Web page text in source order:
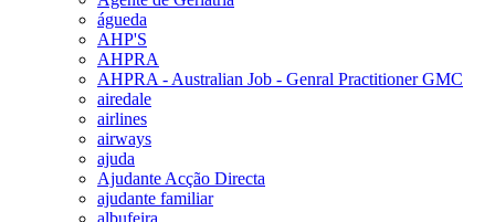
águeda
AHP'S
AHPRA
AHPRA - Australian Job - Genral Practitioner GMC
airedale
airlines
airways
ajuda
Ajudante Acção Directa
ajudante familiar
albufeira